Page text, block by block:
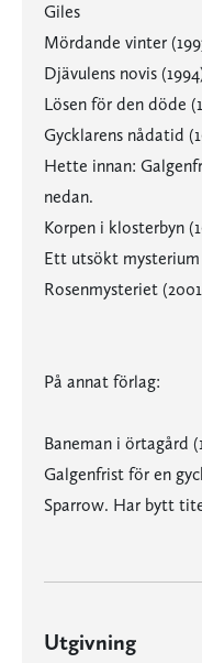
Giles
Mördande vinter
Djävulens novis
Lösen för den döde
Gycklarens nådatid
Hette innan:
nedan.
Korpen i klosterbyn
Ett utsökt mysterium
Rosenmysteriet
På annat förlag:
Baneman i örtagård
Galgenfrist för en
Sparrow. Har bytt
Utgivning